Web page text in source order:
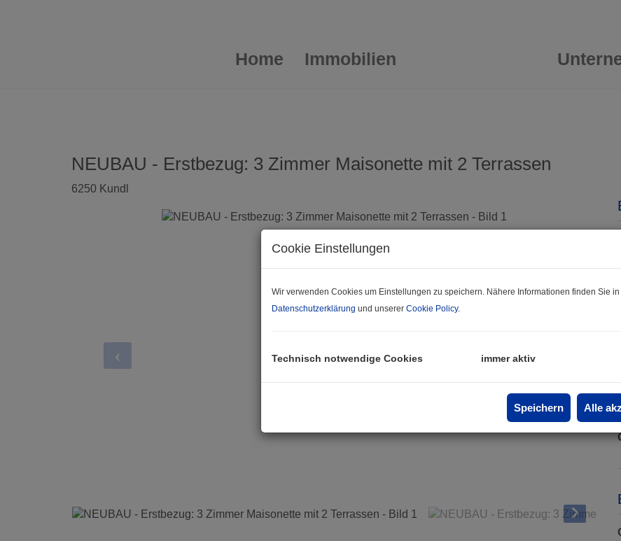
Home Immobilien
NEUBAU - Erstbezug: 3 Zimmer Maisonette mit 2 Terrassen
6250 Kundl
Cookie Einstellungen
Wir verwenden Cookies um Einstellungen zu speichern. Nähere Informationen finden Sie
Datenschutzerklärung und unserer Cookie Policy.
Technisch notwendige Cookies immer aktiv
Speichern Alle